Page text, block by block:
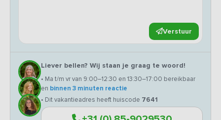
Verstuur
Liever bellen? Wij staan je graag te woord!
• Ma t/m vr van 9:00–12:30 en 13:30–17:00 bereikbaar
en binnen 3 minuten reactie
• Dit vakantieadres heeft huiscode 7641